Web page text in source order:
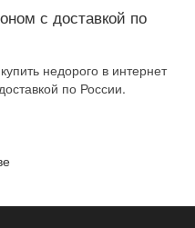
с доставкой по
недорого в интернет
по России.